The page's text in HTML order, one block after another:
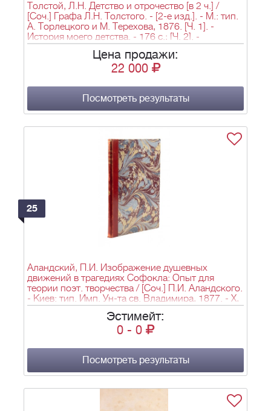
Толстой, Л.Н. Детство и отрочество [в 2 ч.] /
[Соч.] Графа Л.Н. Толстого. - [2-е изд.]. - М.: тип.
А. Торлецкого и М. Терехова, 1876. [Ч. 1]. -
История моего детства. - 176 с.; [Ч. 2]. -
Отрочество. - 140, III, [2] с.; 17,6х13,5 см.
Цена продажи:
22 000
Посмотреть результаты
25
Аландский, П.И. Изображение душевных
движений в трагедиях Софокла: Опыт для
теории поэт. творчества / [Соч.] П.И. Аландского.
- Киев: тип. Имп. Ун-та св. Владимира, 1877. - X,
168, [1] с.; 24,4х17,5 см.
Эстимейт:
0 - 0
Посмотреть результаты